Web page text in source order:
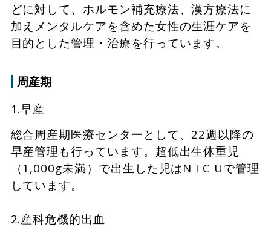
どに対して、ホルモン補充療法、漢方療法に
加えメンタルケアを含めた女性の生涯ケアを
目的とした管理・治療を行っています。
周産期
1.早産
総合周産期医療センターとして、22週以降の
早産管理も行っています。超低出生体重児
（1,000g未満）で出生した児はN I C Uで管理
しています。
2.産科危機的出血